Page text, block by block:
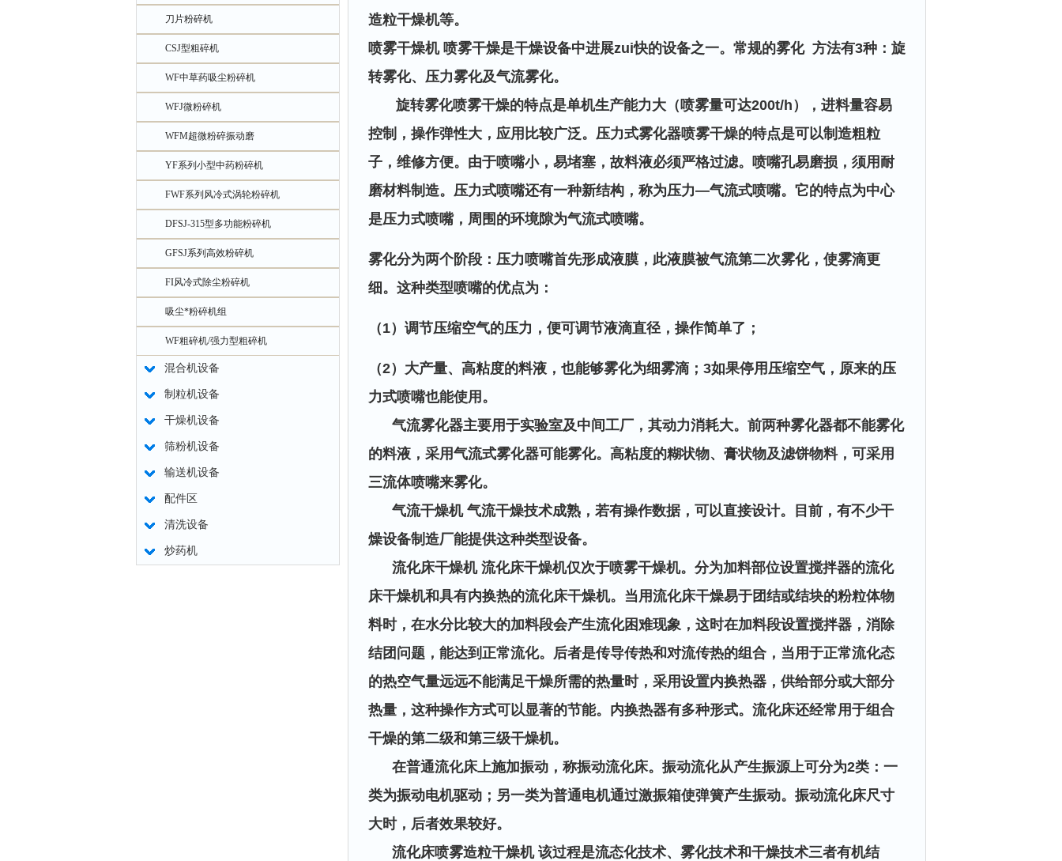
刀片粉碎机
CSJ型粗碎机
WF中草药吸尘粉碎机
WFJ微粉碎机
WFM超微粉碎振动磨
YF系列小型中药粉碎机
FWF系列风冷式涡轮粉碎机
DFSJ-315型多功能粉碎机
GFSJ系列高效粉碎机
FI风冷式除尘粉碎机
吸尘*粉碎机组
WF粗碎机/强力型粗碎机
混合机设备
制粒机设备
干燥机设备
筛粉机设备
输送机设备
配件区
清洗设备
炒药机
造粒干燥机等。
喷雾干燥机 喷雾干燥是干燥设备中进展zui快的设备之一。常规的雾化 方法有3种：旋
转雾化、压力雾化及气流雾化。
旋转雾化喷雾干燥的特点是单机生产能力大（喷雾量可达200t/h），进料量容易
控制，操作弹性大，应用比较广泛。压力式雾化器喷雾干燥的特点是可以制造粗粒
子，维修方便。由于喷嘴小，易堵塞，故料液必须严格过滤。喷嘴孔易磨损，须用耐
磨材料制造。压力式喷嘴还有一种新结构，称为压力—气流式喷嘴。它的特点为中心
是压力式喷嘴，周围的环境隙为气流式喷嘴。
雾化分为两个阶段：压力喷嘴首先形成液膜，此液膜被气流第二次雾化，使雾滴更
细。这种类型喷嘴的优点为：
（1）调节压缩空气的压力，便可调节液滴直径，操作简单了；
（2）大产量、高粘度的料液，也能够雾化为细雾滴；3如果停用压缩空气，原来的压
力式喷嘴也能使用。
气流雾化器主要用于实验室及中间工厂，其动力消耗大。前两种雾化器都不能雾化
的料液，采用气流式雾化器可能雾化。高粘度的糊状物、膏状物及滤饼物料，可采用
三流体喷嘴来雾化。
气流干燥机 气流干燥技术成熟，若有操作数据，可以直接设计。目前，有不少干
燥设备制造厂能提供这种类型设备。
流化床干燥机 流化床干燥机仅次于喷雾干燥机。分为加料部位设置搅拌器的流化
床干燥机和具有内换热的流化床干燥机。当用流化床干燥易于团结或结块的粉粒体物
料时，在水分比较大的加料段会产生流化困难现象，这时在加料段设置搅拌器，消除
结团问题，能达到正常流化。后者是传导传热和对流传热的组合，当用于正常流化态
的热空气量远远不能满足干燥所需的热量时，采用设置内换热器，供给部分或大部分
热量，这种操作方式可以显著的节能。内换热器有多种形式。流化床还经常用于组合
干燥的第二级和第三级干燥机。
在普通流化床上施加振动，称振动流化床。振动流化从产生振源上可分为2类：一
类为振动电机驱动；另一类为普通电机通过激振箱使弹簧产生振动。振动流化床尺寸
大时，后者效果较好。
流化床喷雾造粒干燥机 该过程是流态化技术、雾化技术和干燥技术三者有机结